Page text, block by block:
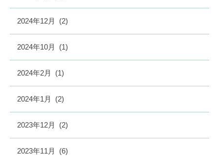
2024年12月 (2)
2024年10月 (1)
2024年2月 (1)
2024年1月 (2)
2023年12月 (2)
2023年11月 (6)